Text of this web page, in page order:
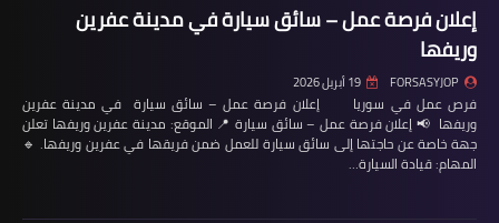
إعلان فرصة عمل – سائق سيارة في مدينة عفرين
وريفها
FORSASYJOP 19 أبريل 2026
فرص عمل في سوريا إعلان فرصة عمل – سائق سيارة في مدينة عفرين
وريفها 📢 إعلان فرصة عمل – سائق سيارة 📍 الموقع: مدينة عفرين وريفها تعلن
جهة خاصة عن حاجتها إلى سائق سيارة للعمل ضمن فريقها في عفرين وريفها. 🔹
المهام: قيادة السيارة…